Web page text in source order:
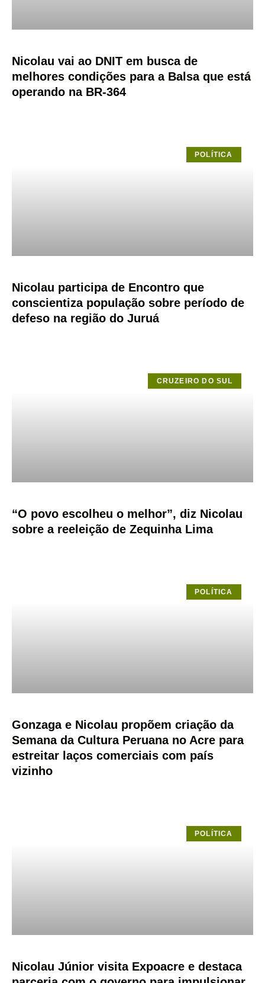
Nicolau vai ao DNIT em busca de
melhores condições para a Balsa que está
operando na BR-364
POLÍTICA
Nicolau participa de Encontro que
conscientiza população sobre período de
defeso na região do Juruá
CRUZEIRO DO SUL
“O povo escolheu o melhor”, diz Nicolau
sobre a reeleição de Zequinha Lima
POLÍTICA
Gonzaga e Nicolau propõem criação da
Semana da Cultura Peruana no Acre para
estreitar laços comerciais com país
vizinho
POLÍTICA
Nicolau Júnior visita Expoacre e destaca